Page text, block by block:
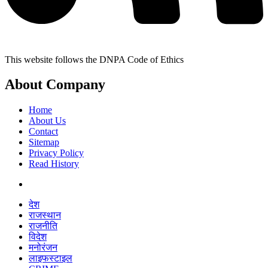
This website follows the DNPA Code of Ethics
About Company
Home
About Us
Contact
Sitemap
Privacy Policy
Read History
देश
राजस्थान
राजनीति
विदेश
मनोरंजन
लाइफस्टाइल